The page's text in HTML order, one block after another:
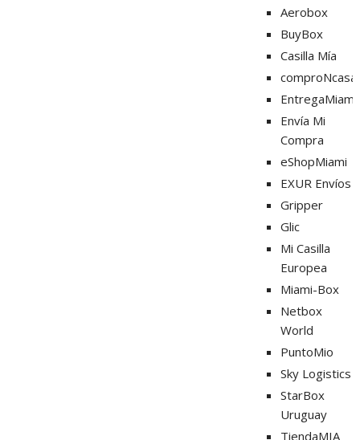
Aerobox
BuyBox
Casilla Mía
comproNcasa
EntregaMiami
Envía Mi
Compra
eShopMiami
EXUR Envíos
Gripper
Glic
Mi Casilla
Europea
Miami-Box
Netbox
World
PuntoMio
Sky Logistics
StarBox
Uruguay
TiendaMIA